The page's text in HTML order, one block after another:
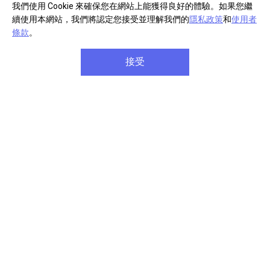
我們使用 Cookie 來確保您在網站上能獲得良好的體驗。如果您繼
續使用本網站，我們將認定您接受並理解我們的隱私政策和使用者
條款。
接受